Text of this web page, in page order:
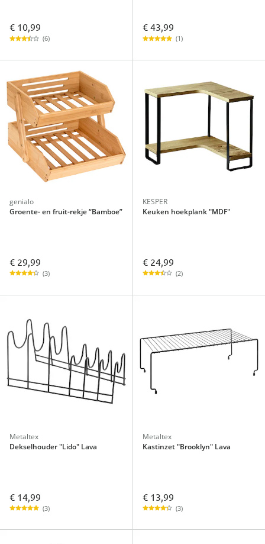
€ 10,99
(6)
€ 43,99
(1)
genialo
Groente- en fruit-rekje “Bamboe”
€ 29,99
(3)
KESPER
Keuken hoekplank "MDF"
€ 24,99
(2)
Metaltex
Dekselhouder "Lido" Lava
€ 14,99
(3)
Metaltex
Kastinzet "Brooklyn" Lava
€ 13,99
(3)